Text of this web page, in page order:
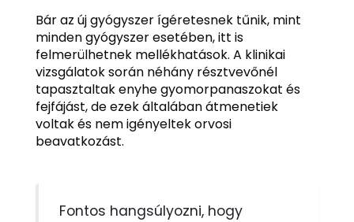
Bár az új gyógyszer ígéretesnek tűnik, mint
minden gyógyszer esetében, itt is
felmerülhetnek mellékhatások. A klinikai
vizsgálatok során néhány résztvevőnél
tapasztaltak enyhe gyomorpanaszokat és
fejfájást, de ezek általában átmenetiek
voltak és nem igényeltek orvosi
beavatkozást.
Fontos hangsúlyozni, hogy